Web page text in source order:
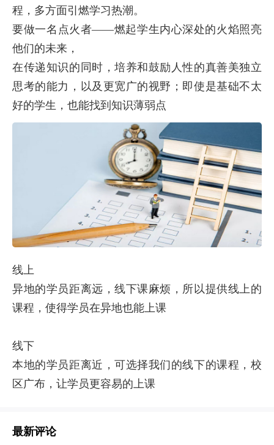
程，多方面引燃学习热潮。
要做一名点火者——燃起学生内心深处的火焰照亮
他们的未来，
在传递知识的同时，培养和鼓励人性的真善美独立
思考的能力，以及更宽广的视野；即使是基础不太
好的学生，也能找到知识薄弱点
线上
异地的学员距离远，线下课麻烦，所以提供线上的
课程，使得学员在异地也能上课
线下
本地的学员距离近，可选择我们的线下的课程，校
区广布，让学员更容易的上课
最新评论